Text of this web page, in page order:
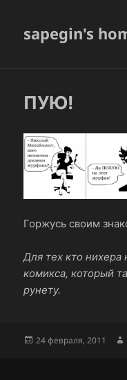
sapegin's
ПУЮ!
Горжусь своим
Для тех кто
комикса, который
рунету.
Опубликовано
24 февраля, 2011